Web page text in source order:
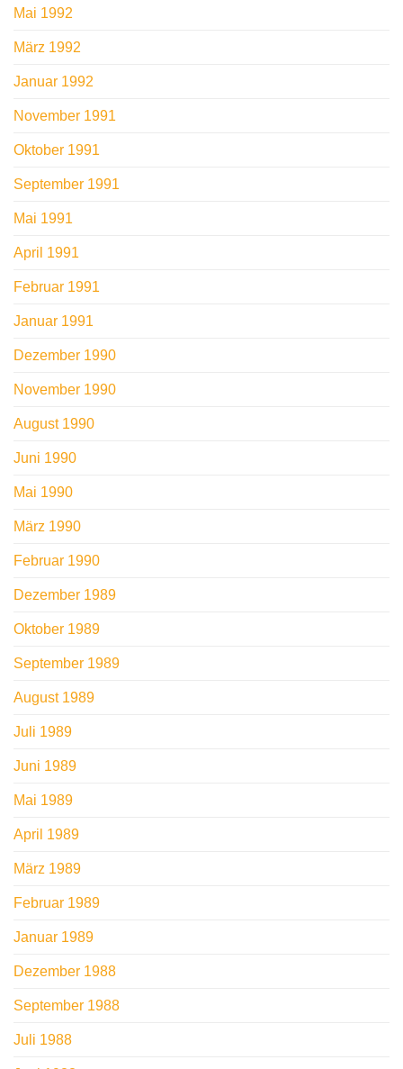
Mai 1992
März 1992
Januar 1992
November 1991
Oktober 1991
September 1991
Mai 1991
April 1991
Februar 1991
Januar 1991
Dezember 1990
November 1990
August 1990
Juni 1990
Mai 1990
März 1990
Februar 1990
Dezember 1989
Oktober 1989
September 1989
August 1989
Juli 1989
Juni 1989
Mai 1989
April 1989
März 1989
Februar 1989
Januar 1989
Dezember 1988
September 1988
Juli 1988